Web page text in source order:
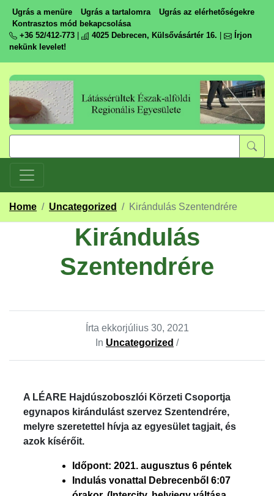
Ugrás a menüre Ugrás a tartalomra
Ugrás az elérhetőségekre
Kontrasztos mód bekapcsolása
+36 52/412-773
4025 Debrecen, Külsővásártér 16.
Írjon
nekünk levelet!
Home / Uncategorized / Kirándulás Szentendrére
Kirándulás
Szentendrére
Írta ekkorjúlius 30, 2021
In Uncategorized /
A LÉARE Hajdúszoboszlói Körzeti Csoportja
egynapos kirándulást szervez Szentendrére,
melyre szeretettel hívja az egyesület tagjait, és
azok kísérőit.
Időpont: 2021. augusztus 6 péntek
Indulás vonattal Debrecenből 6:07